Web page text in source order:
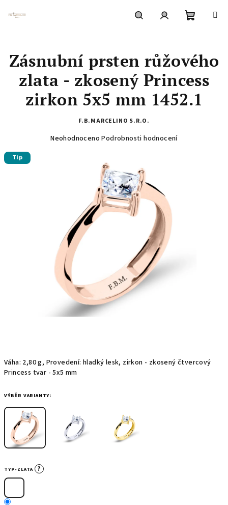
košík
Váha: 2,80 g, Provedení: hladký lesk, zirkon - zkosený čtvercový
Princess tvar - 5x5 mm
VÝBĚR VARIANTY:
TYP-ZLATA ?
Zásnubní prsten růžového
zlata - zkosený Princess
zirkon 5x5 mm 1452.1
F.B.MARCELINO S.R.O.
Průměrné
hvězdiček.
Neohodnoceno Podrobnosti hodnocení
Tip